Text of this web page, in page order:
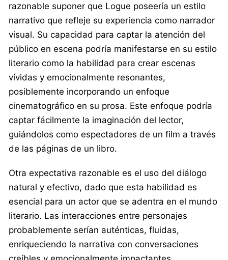
razonable suponer que Logue poseería un estilo
narrativo que refleje su experiencia como narrador
visual. Su capacidad para captar la atención del
público en escena podría manifestarse en su estilo
literario como la habilidad para crear escenas
vívidas y emocionalmente resonantes,
posiblemente incorporando un enfoque
cinematográfico en su prosa. Este enfoque podría
captar fácilmente la imaginación del lector,
guiándolos como espectadores de un film a través
de las páginas de un libro.
Otra expectativa razonable es el uso del diálogo
natural y efectivo, dado que esta habilidad es
esencial para un actor que se adentra en el mundo
literario. Las interacciones entre personajes
probablemente serían auténticas, fluidas,
enriqueciendo la narrativa con conversaciones